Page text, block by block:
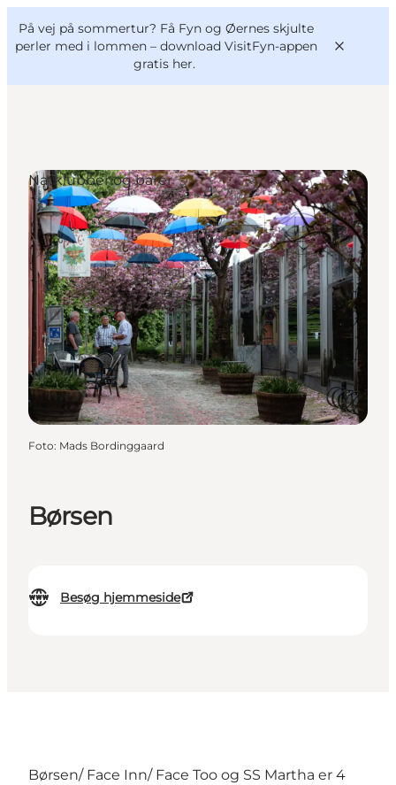
På vej på sommertur? Få Fyn og Øernes skjulte
perler med i lommen – download VisitFyn-appen
gratis her.
Oplevelser
Outdoor
Mad og drikke
Overnatning
Book lokale oplevelser
VisitFyn
Deutsch
Børsen
Besøg hjemmeside
Natklubber og barer
Foto: Mads Bordinggaard
Børsen/ Face Inn/ Face Too og SS Martha er 4